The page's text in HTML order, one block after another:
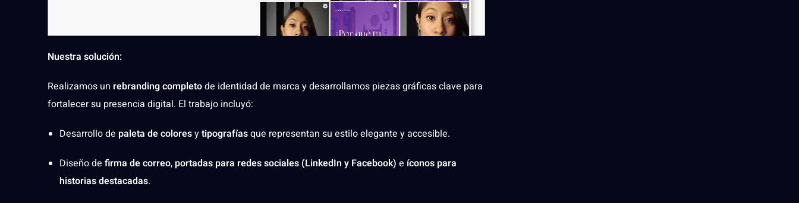
Nuestra solución:
Realizamos un rebranding completode identidad de marca y desarrollamos piezas gráficas clave para
fortalecer su presencia digital. El trabajo incluyó:
Desarrollo de paleta de coloresytipografíasque representan su estilo elegante y accesible.
Diseño de firma de correo, portadas para redes sociales (LinkedIn y Facebook) e íconos para
historias destacadas.